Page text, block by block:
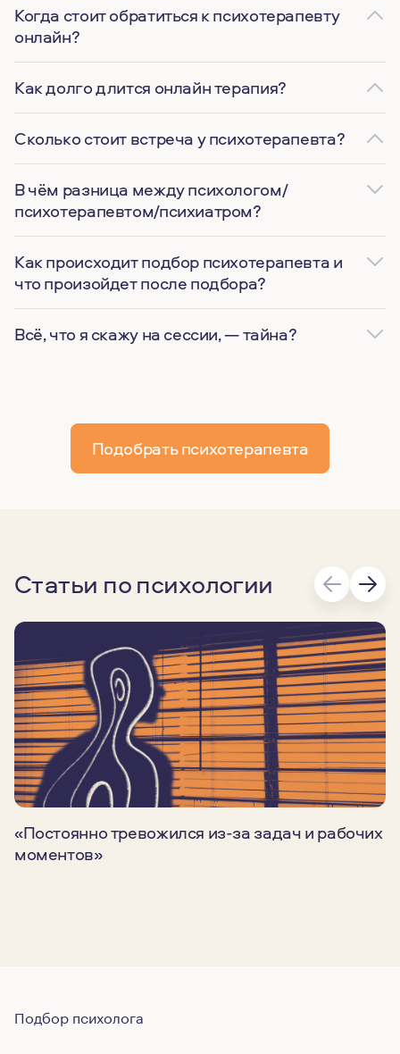
Когда стоит обратиться к психотерапевту
онлайн?
Как долго длится онлайн терапия?
Сколько стоит встреча у психотерапевта?
В чём разница между психологом/
психотерапевтом/психиатром?
Как происходит подбор психотерапевта и
что произойдет после подбора?
Всё, что я скажу на сессии, — тайна?
Подобрать психотерапевта
Статьи по психологии
«Постоянно тревожился из-за задач и рабочих
моментов»
Подбор психолога